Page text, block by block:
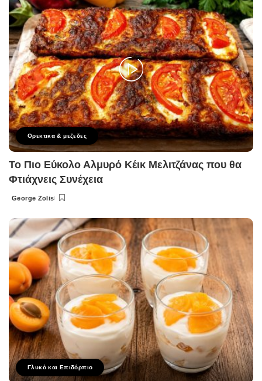
Ορεκτικα & μεζεδες
Το Πιο Εύκολο Αλμυρό Κέικ Μελιτζάνας που θα
Φτιάχνεις Συνέχεια
Posted
George Zolis
Γλυκό και Επιδόρπιο